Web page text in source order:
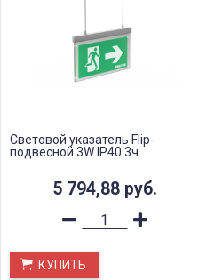
Световой указатель Flip-
подвесной 3W IP40 3ч
5 794,88 руб.
КУПИТЬ